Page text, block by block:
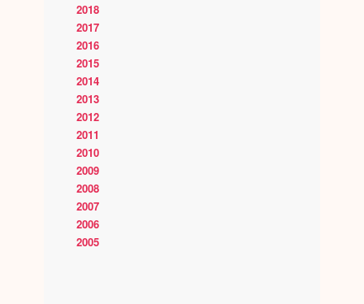
2018
2017
2016
2015
2014
2013
2012
2011
2010
2009
2008
2007
2006
2005